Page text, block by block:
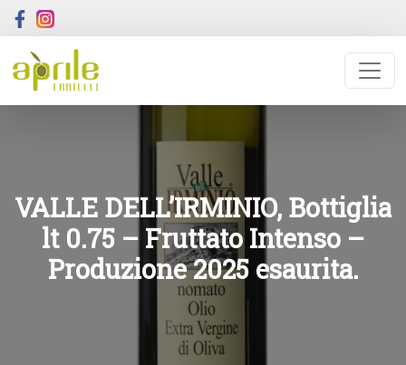
VALLE DELL’IRMINIO, Bottiglia
lt 0.75 – Fruttato Intenso –
Produzione 2025 esaurita.